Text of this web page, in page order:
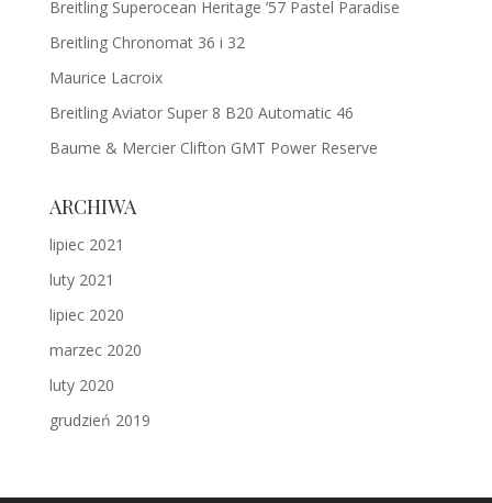
Breitling Superocean Heritage ’57 Pastel Paradise
Breitling Chronomat 36 i 32
Maurice Lacroix
Breitling Aviator Super 8 B20 Automatic 46
Baume & Mercier Clifton GMT Power Reserve
ARCHIWA
lipiec 2021
luty 2021
lipiec 2020
marzec 2020
luty 2020
grudzień 2019